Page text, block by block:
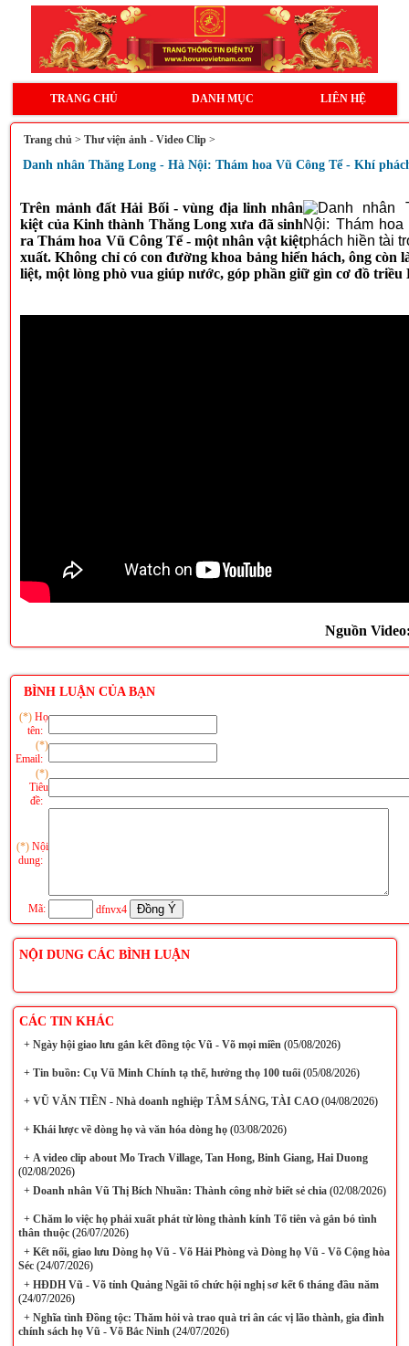
TRANG CHỦ DANH MỤC LIÊN HỆ
Trang chủ>Thư viện ảnh - Video Clip >
Danh nhân Thăng Long - Hà Nội: Thám hoa Vũ Công Tể - Khí
Trên mảnh đất Hải Bối - vùng địa linh nhân
kiệt của Kinh thành Thăng Long xưa đã sinh
ra Thám hoa Vũ Công Tể - một nhân vật kiệt
xuất. Không chỉ có con đường khoa bảng hiển hách, ông còn
liệt, một lòng phò vua giúp nước, góp phần giữ gìn cơ đồ
Nguồn
BÌNH LUẬN CỦA BẠN
(*) Họ
tên:
(*)
Email:
(*)
Tiêu
đề:
(*) Nội
dung:
Mã: dfnvx4
NỘI DUNG CÁC BÌNH LUẬN
CÁC TIN KHÁC
+Ngày hội giao lưu gắn kết đồng tộc Vũ - Võ mọi miền(05/08/2026)
+Tin buồn: Cụ Vũ Minh Chính tạ thế, hưởng thọ 100 tuổi(05/08/2026)
+VŨ VĂN TIỀN - Nhà doanh nghiệp TÂM SÁNG, TÀI CAO(04/08/2026)
+Khái lược về dòng họ và văn hóa dòng họ(03/08/2026)
+A video clip about Mo Trach Village, Tan Hong, Binh Giang, Hai Duong
(02/08/2026)
+Doanh nhân Vũ Thị Bích Nhuần: Thành công nhờ biết sẻ chia(02/08/2026)
+Chăm lo việc họ phải xuất phát từ lòng thành kính Tổ tiên và gắn bó tình
thân thuộc(26/07/2026)
+Kết nối, giao lưu Dòng họ Vũ - Võ Hải Phòng và Dòng họ Vũ - Võ Cộng hòa
Séc(24/07/2026)
+HĐDH Vũ - Võ tỉnh Quảng Ngãi tổ chức hội nghị sơ kết 6 tháng đầu năm
(24/07/2026)
+Nghĩa tình Đồng tộc: Thăm hỏi và trao quà tri ân các vị lão thành, gia đình
chính sách họ Vũ - Võ Bắc Ninh(24/07/2026)